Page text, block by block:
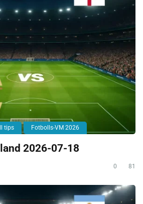
tips Fotbolls-VM 2026
2026-07-18
0 81